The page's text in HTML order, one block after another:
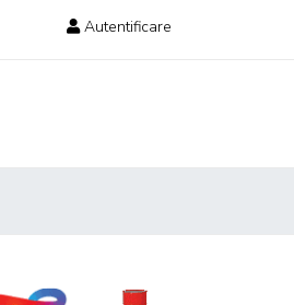
Autentificare